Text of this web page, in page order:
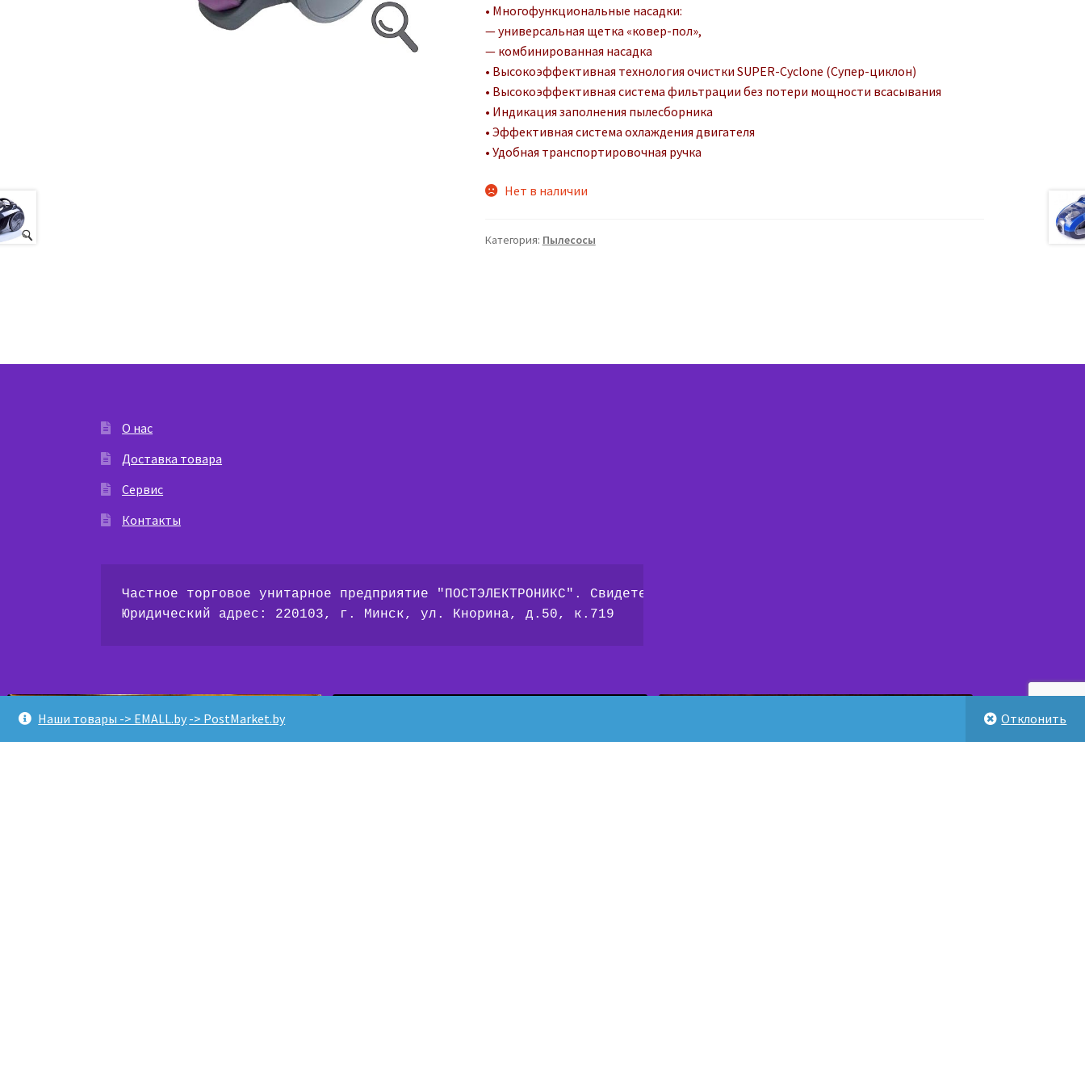
Наши товары -> EMALL.by -> PostMarket.by Отклонить
• Многофункциональные насадки:
— универсальная щетка «ковер-пол»,
— комбинированная насадка
• Высокоэффективная технология очистки SUPER-Cyclone (Супер-циклон)
• Высокоэффективная система фильтрации без потери мощности всасывания
• Индикация заполнения пылесборника
• Эффективная система охлаждения двигателя
• Удобная транспортировочная ручка
Нет в наличии
Категория: Пылесосы
О нас
Доставка товара
Сервис
Контакты
Частное торговое унитарное предприятие "ПОСТЭЛЕКТРОНИКС". Свидетельство № 190247143 выдано Мингорисполкомом
Юридический адрес: 220103, г. Минск, ул. Кнорина, д.50, к.719